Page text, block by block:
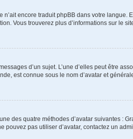
encore traduit phpBB dans votre langue.
Vous trouverez plus d’informations sur le
d’un sujet. L’une d’elles peut être
est connue sous le nom d’avatar et
des quatre méthodes d’avatar suivantes :
pas utiliser d’avatar, contactez un